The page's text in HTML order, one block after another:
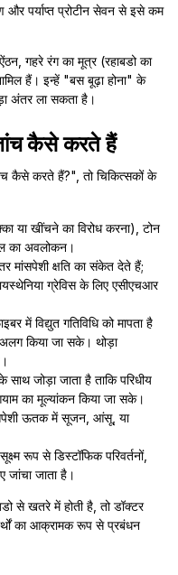
और पर्याप्त प्रोटीन सेवन से इसे कम
गहरे रंग का मूत्र (रहाबडो का
हैं। इन्हें "बस बूढ़ा होना" के
अंतर ला सकता है।
कैसे करते हैं
कैसे करते हैं?", तो चिकित्सकों के
या खींचने का विरोध करना), टोन
का अवलोकन।
मांसपेशी क्षति का संकेत देते हैं;
ग्रेविस के लिए एसीएचआर
में विद्युत गतिविधि को मापता है
अलग किया जा सके। थोड़ा
जोड़ा जाता है ताकि परिधीय
का मूल्यांकन किया जा सके।
ऊतक में सूजन, आंसू, या
रूप से डिस्टॉफिक परिवर्तनों,
जाता है।
से खतरे में होती है, तो डॉक्टर
का आक्रामक रूप से प्रबंधन